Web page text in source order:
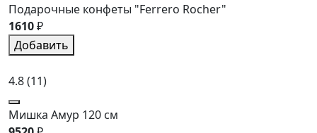
Подарочные конфеты "Ferrero Rocher"
1610₽
Добавить
4.8(11)
Мишка Амур 120 см